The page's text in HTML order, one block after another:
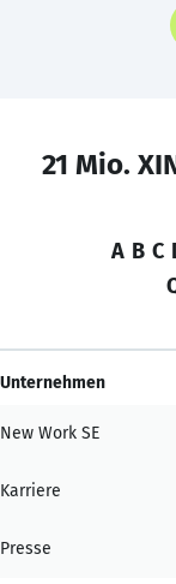
21 Mio.
A B C
Unternehmen
New Work SE
Karriere
Presse